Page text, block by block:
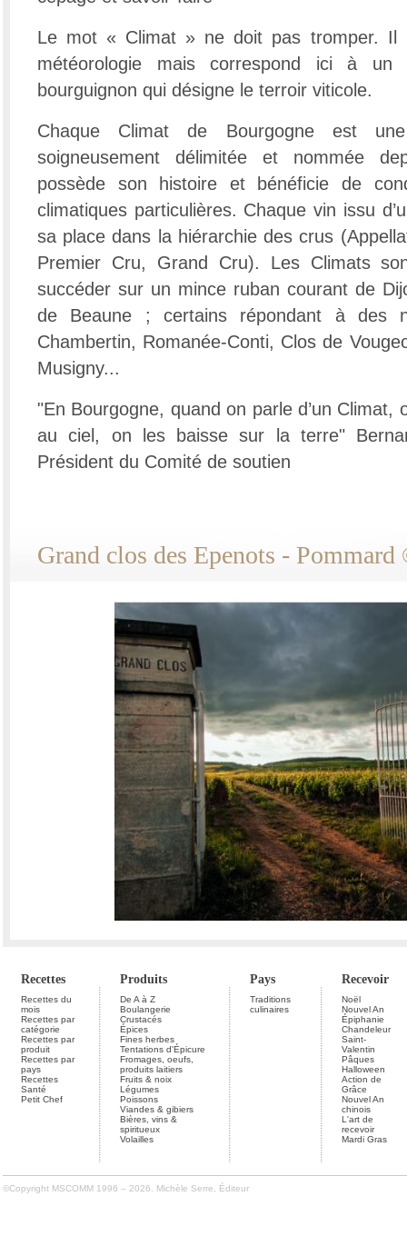
Le mot « Climat » ne doit pas tromper.
météorologie mais correspond ici à un
bourguignon qui désigne le terroir viticole.
Chaque Climat de Bourgogne est
soigneusement délimitée et nommée
possède son histoire et bénéficie de
climatiques particulières. Chaque vin issu
sa place dans la hiérarchie des crus
Premier Cru, Grand Cru). Les Climats
succéder sur un mince ruban courant de
de Beaune ; certains répondant à des
Chambertin, Romanée-Conti, Clos de
Musigny...
"En Bourgogne, quand on parle d’un Climat,
au ciel, on les baisse sur la terre"
Président du Comité de soutien
Grand clos des Epenots -
Recettes Produits Pays Recevoir
Recettes du
mois
Recettes par
catégorie
Recettes par
produit
Recettes par
pays
Recettes
Santé
Petit Chef
De A à Z
Boulangerie
Crustacés
Épices
Fines herbes
Tentations d'Épicure
Fromages, oeufs,
produits laitiers
Fruits & noix
Légumes
Poissons
Viandes & gibiers
Bières, vins &
spiritueux
Volailles
Traditions
culinaires
Noël
Nouvel An
Épiphanie
Chandeleur
Saint-
Valentin
Pâques
Halloween
Action de
Grâce
Nouvel An
chinois
L'art de
recevoir
Mardi Gras
©Copyright MSCOMM 1996 – 2026. Michèle Serre, Éditeur